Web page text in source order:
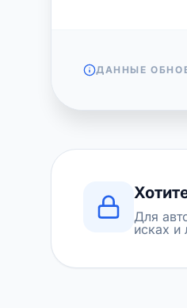
ДАННЫЕ
Для
исках и